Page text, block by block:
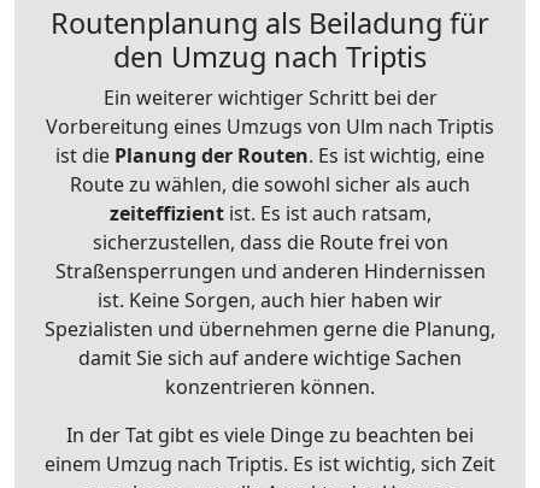
Routenplanung als Beiladung für
den Umzug nach Triptis
Ein weiterer wichtiger Schritt bei der
Vorbereitung eines Umzugs von Ulm nach Triptis
ist die Planung der Routen. Es ist wichtig, eine
Route zu wählen, die sowohl sicher als auch
zeiteffizientist. Es ist auch ratsam,
sicherzustellen, dass die Route frei von
Straßensperrungen und anderen Hindernissen
ist. Keine Sorgen, auch hier haben wir
Spezialisten und übernehmen gerne die Planung,
damit Sie sich auf andere wichtige Sachen
konzentrieren können.
In der Tat gibt es viele Dinge zu beachten bei
einem Umzug nach Triptis. Es ist wichtig, sich Zeit